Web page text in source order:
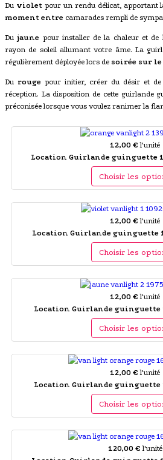
Du violetpour un rendu délicat, apportant
moment entre camarades rempli de
Dujaune pour installer de la chaleur et
rayon de soleil allumant votre âme. La
régulièrement déployée lors de soirée sur le
Du rouge pour initier, créer du désir et
réception. La disposition de cette guirlande
préconisée lorsque vous voulez ranimer la
12,00 € l'unité
Location Guirlande guinguette
Choisir les
12,00 € l'unité
Location Guirlande guinguette
Choisir les
12,00 € l'unité
Location Guirlande guinguette
Choisir les
12,00 € l'unité
Location Guirlande guinguette
Choisir les
120,00 € l'unité